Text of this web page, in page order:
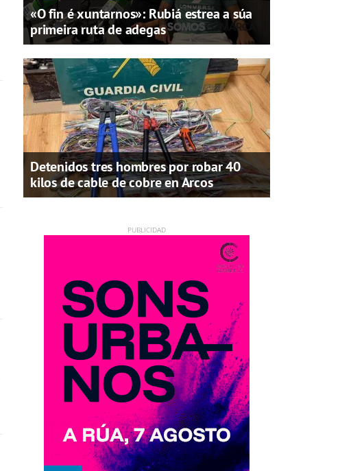
«O fin é xuntarnos»: Rubiá estrea a súa
primeira ruta de adegas
Detenidos tres hombres por robar 40
kilos de cable de cobre en Arcos